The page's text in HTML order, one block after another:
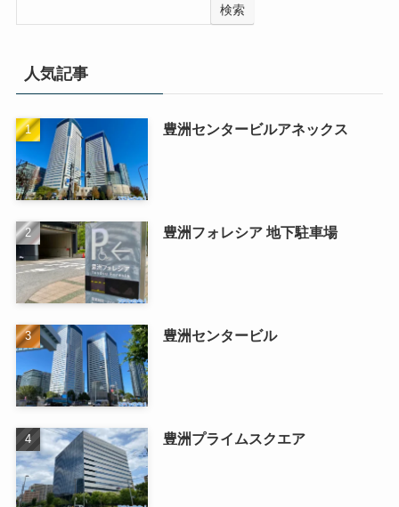
検索
人気記事
豊洲センタービルアネックス
豊洲フォレシア 地下駐車場
豊洲センタービル
豊洲プライムスクエア